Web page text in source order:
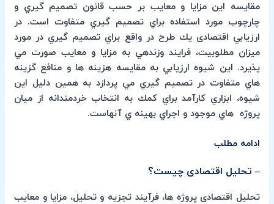
مقايسه اين مزايا و معايب بر حسب قانون تصميم گيري و
چارچوب مورد استفاده براي تصميم گيري متفاوت است. در
ارزيابي اقتصادی يك طرح در واقع براي تصميم گيري در مورد
ميزان مطلوبيت، فرايند وزندهي به مزايا و معايب صورت مي
پذيرد. اين شيوه ارزيابي به مقايسه هزينه ها و منافع گزينه
هاي متفاوت در تصميم گيري مي پردازد به همين دليل اين
شيوه، ابزاري كارآمد براي كمك به انتخاب خردمندانه از ميان
پروژه هاي موجود و اجراي بهينه ي آنهاست.
ادامه مطلب
– تحلیل اقتصادی چیست؟
تحلیل اقتصادی پروژه ها، فرآیند تجزیه و تحلیل، مزایا و معایب